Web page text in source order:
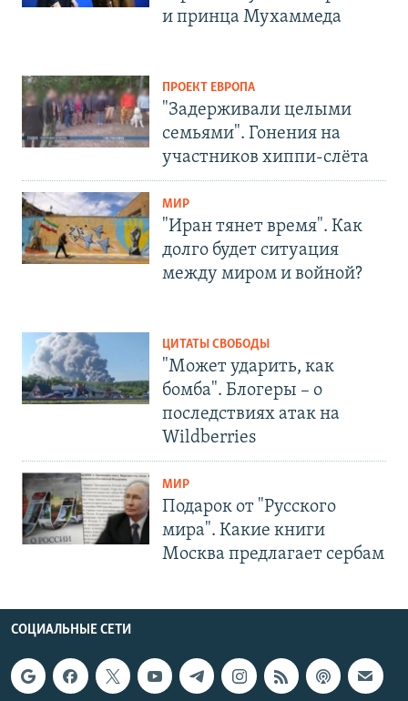
и принца Мухаммеда
ПРОЕКТ ЕВРОПА
"Задерживали целыми
семьями". Гонения на
участников хиппи-слёта
МИР
"Иран тянет время". Как
долго будет ситуация
между миром и войной?
ЦИТАТЫ СВОБОДЫ
"Может ударить, как
бомба". Блогеры – о
последствиях атак на
Wildberries
МИР
Подарок от "Русского
мира". Какие книги
Москва предлагает сербам
СОЦИАЛЬНЫЕ СЕТИ